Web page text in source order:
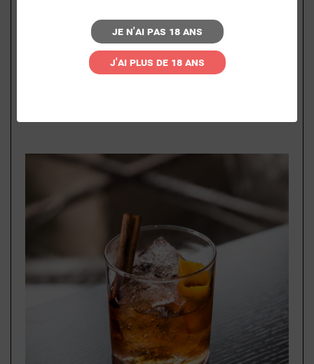
Je n'ai pas 18 ans
J'ai plus de 18 ans
POUR 2 À 10
PERSONNES À